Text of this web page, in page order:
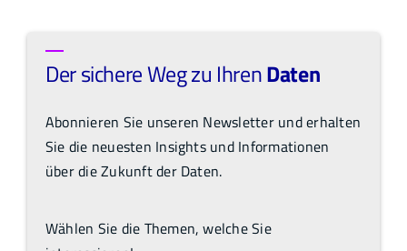
Der sichere Weg zu IhrenDaten
Abonnieren Sie unseren Newsletter und erhalten
Sie die neuesten Insights und Informationen
über die Zukunft der Daten.
Wählen Sie die Themen, welche Sie